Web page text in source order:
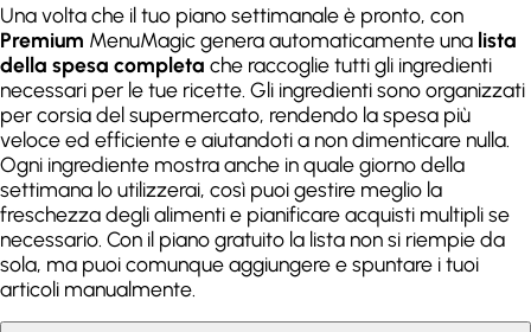
Una volta che il tuo piano settimanale è pronto, con
Premium MenuMagic genera automaticamente una lista
della spesa completa che raccoglie tutti gli ingredienti
necessari per le tue ricette. Gli ingredienti sono organizzati
per corsia del supermercato, rendendo la spesa più
veloce ed efficiente e aiutandoti a non dimenticare nulla.
Ogni ingrediente mostra anche in quale giorno della
settimana lo utilizzerai, così puoi gestire meglio la
freschezza degli alimenti e pianificare acquisti multipli se
necessario. Con il piano gratuito la lista non si riempie da
sola, ma puoi comunque aggiungere e spuntare i tuoi
articoli manualmente.